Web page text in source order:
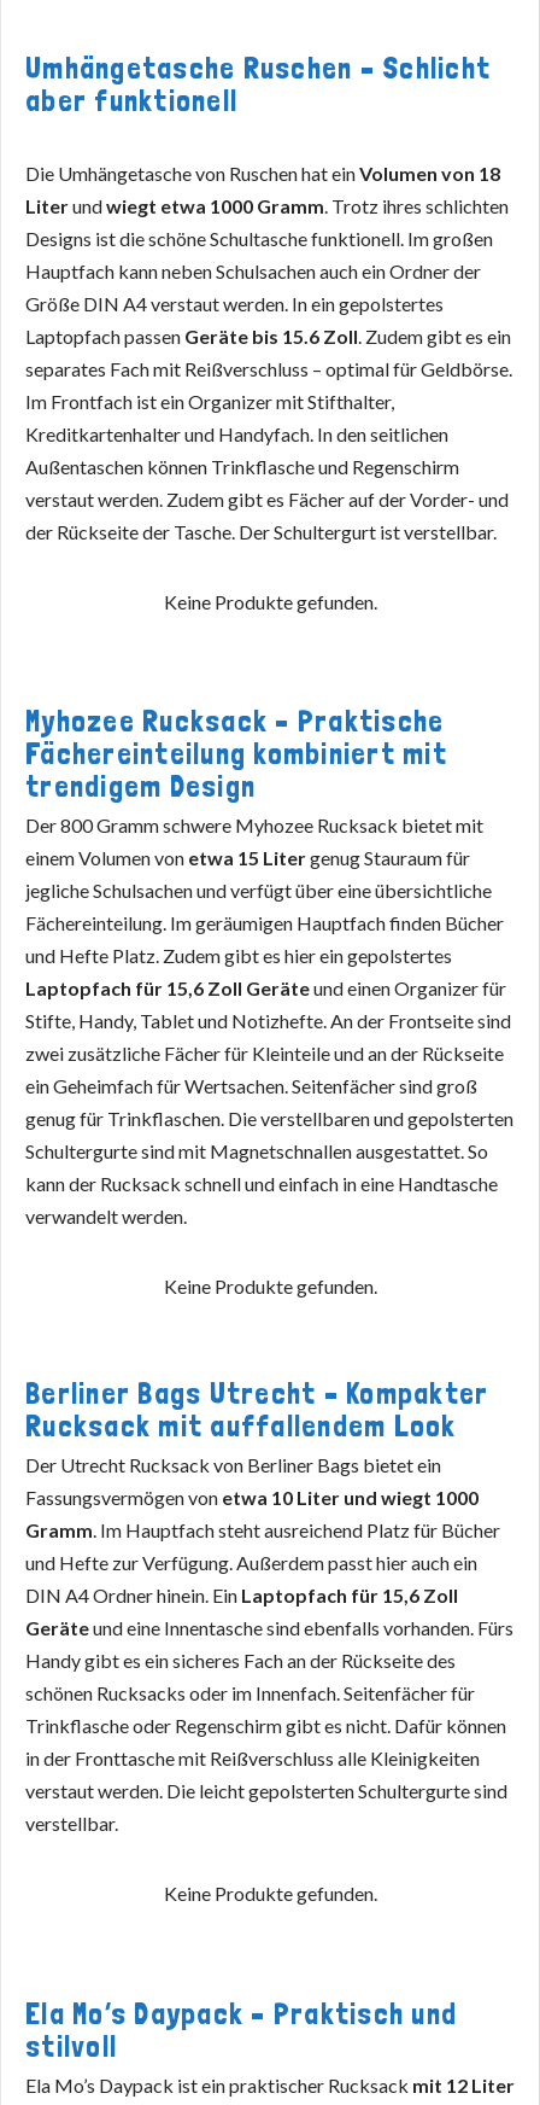
Umhängetasche Ruschen – Schlicht
aber funktionell
Die Umhängetasche von Ruschen hat einVolumen von 18
Literundwiegt etwa 1000 Gramm. Trotz ihres schlichten
Designs ist die schöne Schultasche funktionell. Im großen
Hauptfach kann neben Schulsachen auch ein Ordner der
Größe DIN A4 verstaut werden. In ein gepolstertes
Laptopfach passen Geräte bis 15.6 Zoll. Zudem gibt es ein
separates Fach mit Reißverschluss – optimal für Geldbörse.
Im Frontfach ist ein Organizer mit Stifthalter,
Kreditkartenhalter und Handyfach. In den seitlichen
Außentaschen können Trinkflasche und Regenschirm
verstaut werden. Zudem gibt es Fächer auf der Vorder- und
der Rückseite der Tasche. Der Schultergurt ist verstellbar.
Keine Produkte gefunden.
Myhozee Rucksack – Praktische
Fächereinteilung kombiniert mit
trendigem Design
Der 800 Gramm schwere Myhozee Rucksack bietet mit
einem Volumen von etwa 15 Litergenug Stauraum für
jegliche Schulsachen und verfügt über eine übersichtliche
Fächereinteilung. Im geräumigen Hauptfach finden Bücher
und Hefte Platz. Zudem gibt es hier ein gepolstertes
Laptopfach für 15,6 Zoll Geräteund einen Organizer für
Stifte, Handy, Tablet und Notizhefte. An der Frontseite sind
zwei zusätzliche Fächer für Kleinteile und an der Rückseite
ein Geheimfach für Wertsachen. Seitenfächer sind groß
genug für Trinkflaschen. Die verstellbaren und gepolsterten
Schultergurte sind mit Magnetschnallen ausgestattet. So
kann der Rucksack schnell und einfach in eine Handtasche
verwandelt werden.
Keine Produkte gefunden.
Berliner Bags Utrecht – Kompakter
Rucksack mit auffallendem Look
Der Utrecht Rucksack von Berliner Bags bietet ein
Fassungsvermögen von etwa 10 Liter und wiegt 1000
Gramm. Im Hauptfach steht ausreichend Platz für Bücher
und Hefte zur Verfügung. Außerdem passt hier auch ein
DIN A4 Ordner hinein. Ein Laptopfach für 15,6 Zoll
Geräteund eine Innentasche sind ebenfalls vorhanden. Fürs
Handy gibt es ein sicheres Fach an der Rückseite des
schönen Rucksacks oder im Innenfach. Seitenfächer für
Trinkflasche oder Regenschirm gibt es nicht. Dafür können
in der Fronttasche mit Reißverschluss alle Kleinigkeiten
verstaut werden. Die leicht gepolsterten Schultergurte sind
verstellbar.
Keine Produkte gefunden.
Ela Mo’s Daypack – Praktisch und
stilvoll
Ela Mo’s Daypack ist ein praktischer Rucksack mit 12 Liter